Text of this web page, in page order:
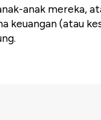
anak mereka,
keuangan (atau